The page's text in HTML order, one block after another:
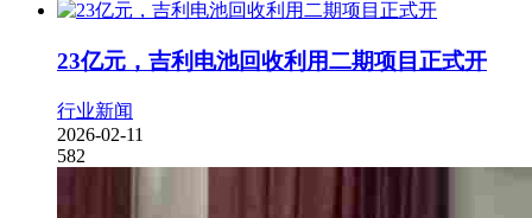
23亿元，吉利电池回收利用二期项目正式开
行业新闻
2026-02-11
582